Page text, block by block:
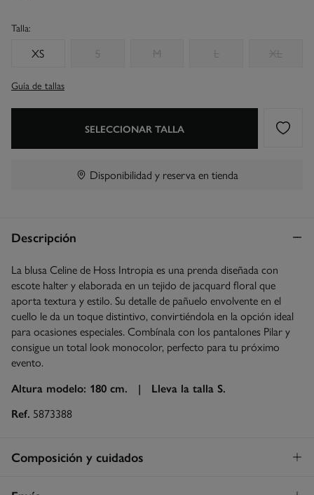
Talla:
XS S M L XL
Guía de tallas
SELECCIONAR TALLA
Disponibilidad y reserva en tienda
Descripción
La blusa Celine de Hoss Intropia es una prenda diseñada con
escote halter y elaborada en un tejido de jacquard floral que
aporta textura y estilo. Su detalle de pañuelo envolvente en el
cuello le da un toque distintivo, convirtiéndola en la opción ideal
para ocasiones especiales. Combínala con los pantalones Pilar y
consigue un total look monocolor, perfecto para tu próximo
evento.
Altura modelo: 180 cm. | Lleva la talla S.
Ref. 5873388
Composición y cuidados
Composición